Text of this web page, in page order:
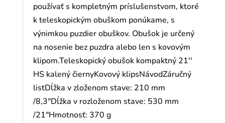
používať s kompletným príslušenstvom, ktoré
k teleskopickým obuškom ponúkame, s
výnimkou puzdier obuškov. Obušok je určený
na nosenie bez puzdra alebo len s kovovým
klipom.Teleskopický obušok kompaktný 21''
HS kalený čiernyKovový klipsNávodZáručný
listDĺžka v zloženom stave: 210 mm
/8,3"Dĺžka v rozloženom stave: 530 mm
/21"Hmotnosť: 370 g